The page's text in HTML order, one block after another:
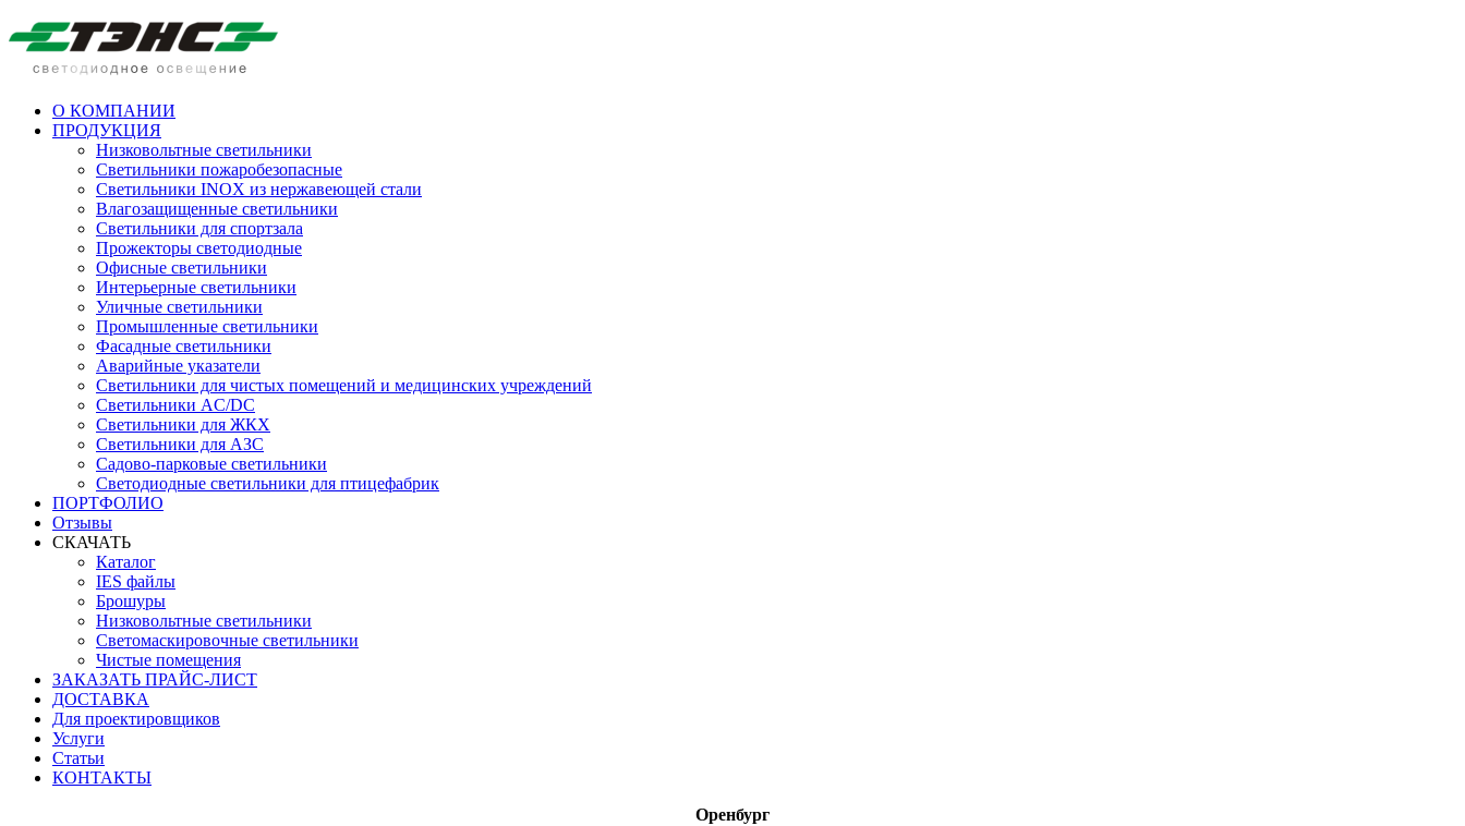
О КОМПАНИИ
ПРОДУКЦИЯ
Низковольтные светильники
Cветильники пожаробезопасные
Светильники INOX из нержавеющей стали
Влагозащищенные светильники
Светильники для спортзала
Прожекторы светодиодные
Офисные светильники
Интерьерные светильники
Уличные светильники
Промышленные светильники
Фасадные светильники
Аварийные указатели
Светильники для чистых помещений и медицинских учреждений
Светильники AC/DC
Светильники для ЖКХ
Светильники для АЗС
Садово-парковые светильники
Светодиодные светильники для птицефабрик
ПОРТФОЛИО
Отзывы
СКАЧАТЬ
Каталог
IES файлы
Брошуры
Низковольтные светильники
Светомаскировочные светильники
Чистые помещения
ЗАКАЗАТЬ ПРАЙС-ЛИСТ
ДОСТАВКА
Для проектировщиков
Услуги
Статьи
КОНТАКТЫ
Оренбург